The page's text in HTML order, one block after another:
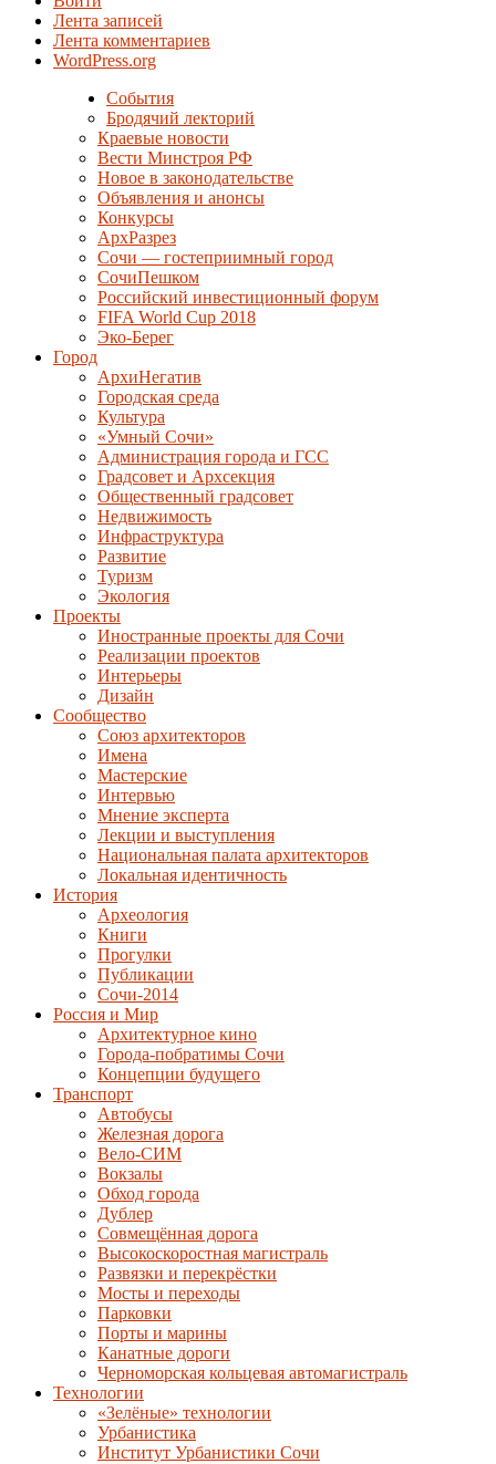
Лента записей
Лента комментариев
WordPress.org
События
Бродячий лекторий
Краевые новости
Вести Минстроя РФ
Новое в законодательстве
Объявления и анонсы
Конкурсы
АрхРазрез
Сочи — гостеприимный город
СочиПешком
Российский инвестиционный форум
FIFA World Cup 2018
Эко-Берег
Город
АрхиНегатив
Городская среда
Культура
«Умный Сочи»
Администрация города и ГСС
Градсовет и Архсекция
Общественный градсовет
Недвижимость
Инфраструктура
Развитие
Туризм
Экология
Проекты
Иностранные проекты для Сочи
Реализации проектов
Интерьеры
Дизайн
Сообщество
Союз архитекторов
Имена
Мастерские
Интервью
Мнение эксперта
Лекции и выступления
Национальная палата архитекторов
Локальная идентичность
История
Археология
Книги
Прогулки
Публикации
Сочи-2014
Россия и Мир
Архитектурное кино
Города-побратимы Сочи
Концепции будущего
Транспорт
Автобусы
Железная дорога
Вело-СИМ
Вокзалы
Обход города
Дублер
Совмещённая дорога
Высокоскоростная магистраль
Развязки и перекрёстки
Мосты и переходы
Парковки
Порты и марины
Канатные дороги
Черноморская кольцевая автомагистраль
Технологии
«Зелёные» технологии
Урбанистика
Институт Урбанистики Сочи